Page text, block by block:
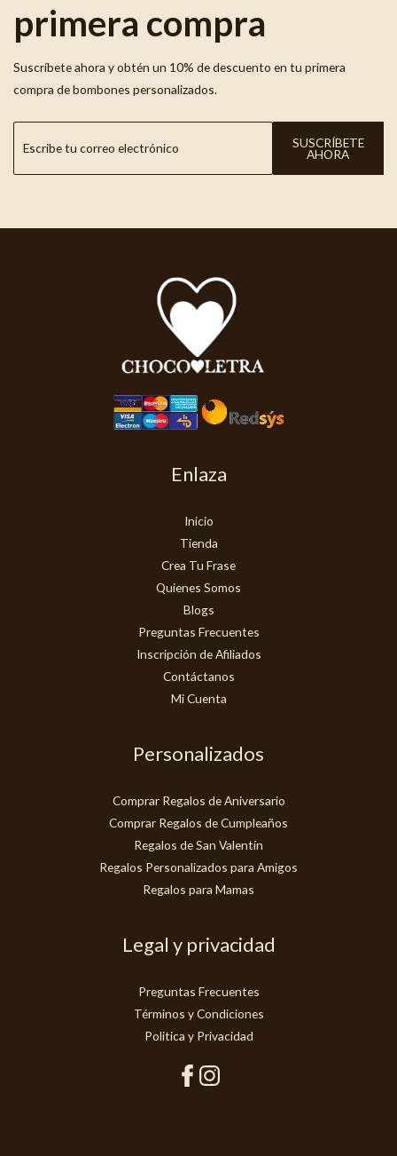
primera compra
Suscríbete ahora y obtén un 10% de descuento en tu primera
compra de bombones personalizados.
SUSCRÍBETE
AHORA
Enlaza
Inicio
Tienda
Crea Tu Frase
Quienes Somos
Blogs
Preguntas Frecuentes
Inscripción de Afiliados
Contáctanos
Mi Cuenta
Personalizados
Comprar Regalos de Aniversario
Comprar Regalos de Cumpleaños
Regalos de San Valentín
Regalos Personalizados para Amigos
Regalos para Mamas
Legal y privacidad
Preguntas Frecuentes
Términos y Condiciones
Politica y Privacidad